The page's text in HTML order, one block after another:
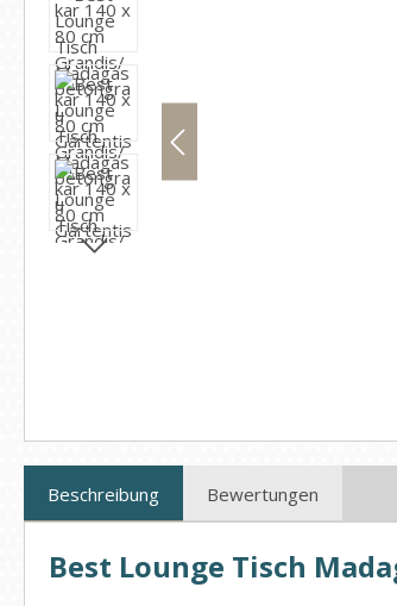
Beschreibung Bewertungen
Best Lounge Tisch